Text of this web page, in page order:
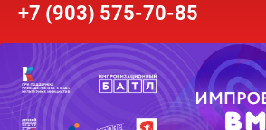
+7 (903) 575-70-85